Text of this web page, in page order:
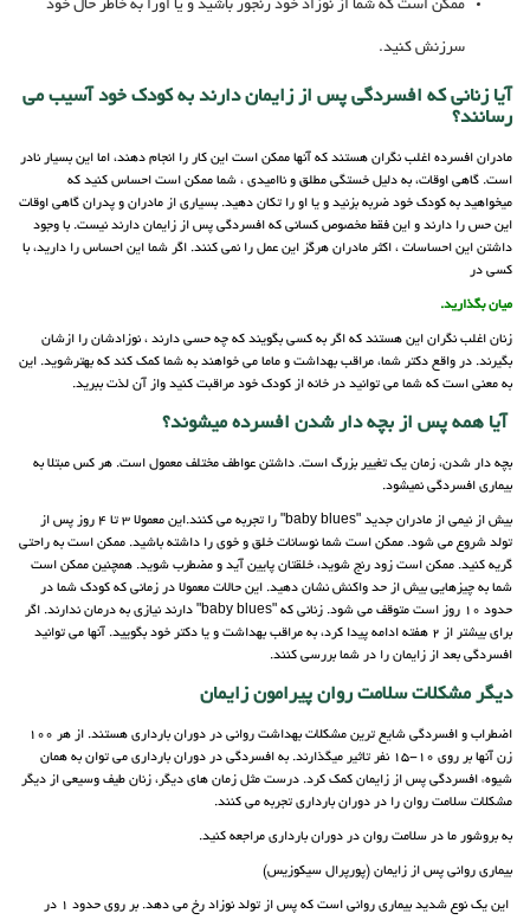
ممکن است که شما از نوزاد خود رنجور باشید و یا اورا به خاطر حال خود
سرزنش کنید.
آیا زنانی که افسردگی پس از زایمان دارند به کودک خود آسیب می
رسانند؟
مادران افسرده اغلب نگران هستند که آنها ممکن است این کار را انجام دهند، اما این بسیار نادر
است. گاهی اوقات، به دلیل خستگی مطلق و ناامیدی ، شما ممکن است احساس کنید که
میخواهید به کودک خود ضربه بزنید و یا او را تکان دهید. بسیاری از مادران و پدران گاهی اوقات
این حس را دارند و این فقط مخصوص کسانی که افسردگی پس از زایمان دارند نیست. با وجود
داشتن این احساسات ، اکثر مادران هرگز این عمل را نمی کنند. اگر شما این احساس را دارید، با
کسی در
میان بگذارید.
زنان اغلب نگران این هستند که اگر به کسی بگویند که چه حسی دارند ، نوزادشان را ازشان
بگیرند. در واقع دکتر شما، مراقب بهداشت و ماما می خواهند به شما کمک کند که بهترشوید. این
به معنی است که شما می توانید در خانه از کودک خود مراقبت کنید واز آن لذت ببرید.
آیا همه پس از بچه دار شدن افسرده میشوند؟
بچه دار شدن، زمان یک تغییر بزرگ است. داشتن عواطف مختلف معمول است. هر کس مبتلا به
بیماری افسردگی نمیشود.
بیش از نیمی از مادران جدید "baby blues" را تجربه می کنند.این معمولا 3 تا 4 روز پس از
تولد شروع می شود. ممکن است شما نوسانات خلق و خوی را داشته باشید. ممکن است به راحتی
گریه کنید. ممکن است زود رنج شوید، خلقتان پایین آید و مضطرب شوید. همچنین ممکن است
شما به چیزهایی بیش از حد واکنش نشان دهید. این حالات معمولا در زمانی که کودک شما در
حدود 10 روز است متوقف می شود. زنانی که "baby blues" دارند نیازی به درمان ندارند. اگر
برای بیشتر از 2 هفته ادامه پیدا کرد، به مراقب بهداشت و یا دکتر خود بگویید. آنها می توانید
افسردگی بعد از زایمان را در شما بررسی کنند.
دیگر مشکلات سلامت روان پیرامون زایمان
اضطراب و افسردگی شایع ترین مشکلات بهداشت روانی در دوران بارداری هستند. از هر 100
زن آنها بر روی 10-15 نفر تاثیر میگذارند. به افسردگی در دوران بارداری می توان به همان
شیوهء افسردگی پس از زایمان کمک کرد. درست مثل زمان های دیگر، زنان طیف وسیعی از دیگر
مشکلات سلامت روان را در دوران بارداری تجربه می کنند.
به بروشور ما در سلامت روان در دوران بارداری مراجعه کنید.
بیماری روانی پس از زایمان (پورپرال سیکوزیس)
این یک نوع شدید بیماری روانی است که پس از تولد نوزاد رخ می دهد. بر روی حدود 1 در